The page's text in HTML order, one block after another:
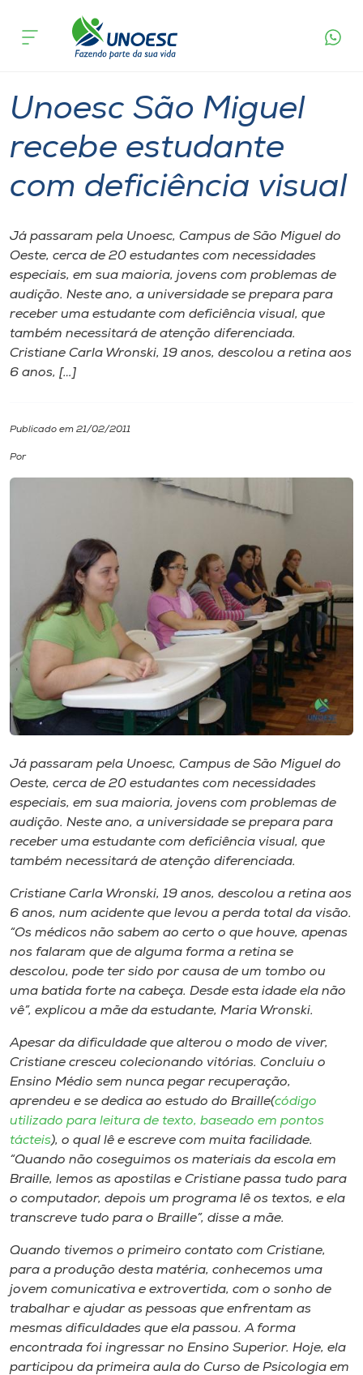
Cursos
Atendimento ao Estudante
Portal de Ensino
A
Unoesc
Internacionalização
Biblioteca
Editora
Rádio
Museu
Unoesc
Store
o idioma
acontece
Unoesc São Miguel
recebe estudante
com deficiência visual
Já passaram pela Unoesc, Campus de São Miguel do
Oeste, cerca de 20 estudantes com necessidades
especiais, em sua maioria, jovens com problemas de
audição. Neste ano, a universidade se prepara para
receber uma estudante com deficiência visual, que
também necessitará de atenção diferenciada.
Cristiane Carla Wronski, 19 anos, descolou a retina aos
6 anos, […]
Publicado em 21/02/2011
Por
Já passaram pela Unoesc, Campus de São Miguel do
Oeste, cerca de 20 estudantes com necessidades
especiais, em sua maioria, jovens com problemas de
audição. Neste ano, a universidade se prepara para
receber uma estudante com deficiência visual, que
também necessitará de atenção diferenciada.
Cristiane Carla Wronski, 19 anos, descolou a retina aos
6 anos, num acidente que levou a perda total da visão.
“Os médicos não sabem ao certo o que houve, apenas
nos falaram que de alguma forma a retina se
descolou, pode ter sido por causa de um tombo ou
uma batida forte na cabeça. Desde esta idade ela não
vê”, explicou a mãe da estudante, Maria Wronski.
Apesar da dificuldade que alterou o modo de viver,
Cristiane cresceu colecionando vitórias. Concluiu o
Ensino Médio sem nunca pegar recuperação,
aprendeu e se dedica ao estudo do Braille(código
utilizado para leitura de texto, baseado em pontos
tácteis), o qual lê e escreve com muita facilidade.
“Quando não coseguimos os materiais da escola em
Braille, lemos as apostilas e Cristiane passa tudo para
o computador, depois um programa lê os textos, e ela
transcreve tudo para o Braille”, disse a mãe.
Quando tivemos o primeiro contato com Cristiane,
para a produção desta matéria, conhecemos uma
jovem comunicativa e extrovertida, com o sonho de
trabalhar e ajudar as pessoas que enfrentam as
mesmas dificuldades que ela passou. A forma
encontrada foi ingressar no Ensino Superior. Hoje, ela
participou da primeira aula do Curso de Psicologia em